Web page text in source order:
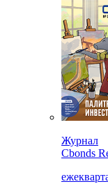
Журнал
Cbonds